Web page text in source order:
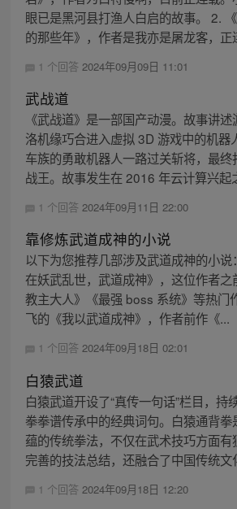
眼已是黑河县打渔人白启的故事。 2.
的那些年》，作者是我亦是屠龙客，正
1 个回答 2024年09月09日 11:01
武战道
《武战道》是一部国产动漫。故事讲
洛机缘巧合进入虚拟 3D 游戏中的机器
车族的勇敢机器人一路过关斩将，最
战王。故事发生在 2016 年云计算兴起
1 个回答 2024年09月11日 22:00
靠修炼武道成神的小说
以下为您推荐几部涉及武道成神的小
在妖武乱世，武道成神》，这位作者
教主大人》《最强 boss 系统》等热门
飞的《我以武道成神》，作者前作《...
1 个回答 2024年09月18日 02:01
白猿武道
白猿武道开设了“真传一句话”栏目，持
拳拳谱传承中的经典词句。白猿通背
蕴的传统拳法，不仅在武术技巧方面
完善的技法总结，还融合了中国传统文
1 个回答 2024年09月18日 12:20